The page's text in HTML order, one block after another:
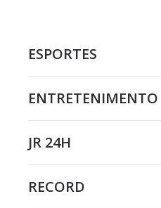
ESPORTES
ENTRETENIMENTO
JR 24H
RECORD